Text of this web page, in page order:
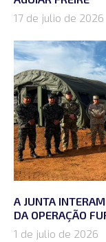
17 de julio de 2026
A JUNTA
DA OPERAÇÃO
1 de julio de 2026